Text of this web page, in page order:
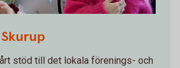
stöd till det lokala förenings- och